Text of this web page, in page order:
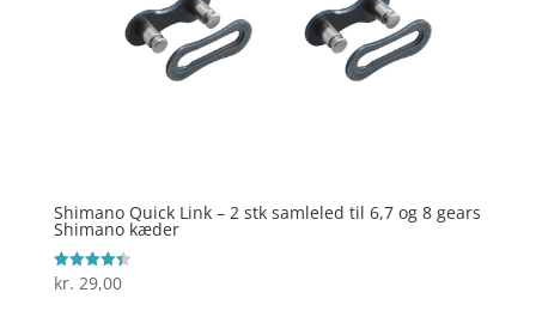
Shimano Quick Link – 2 stk samleled til 6,7 og 8 gears
Shimano kæder
Vurderet
4.4
kr. 29,00